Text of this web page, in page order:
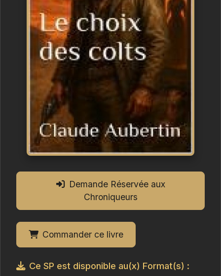
Demande Réservée aux
Chroniqueurs
Commander ce livre
Ce SP est disponible au(x) Format(s) :